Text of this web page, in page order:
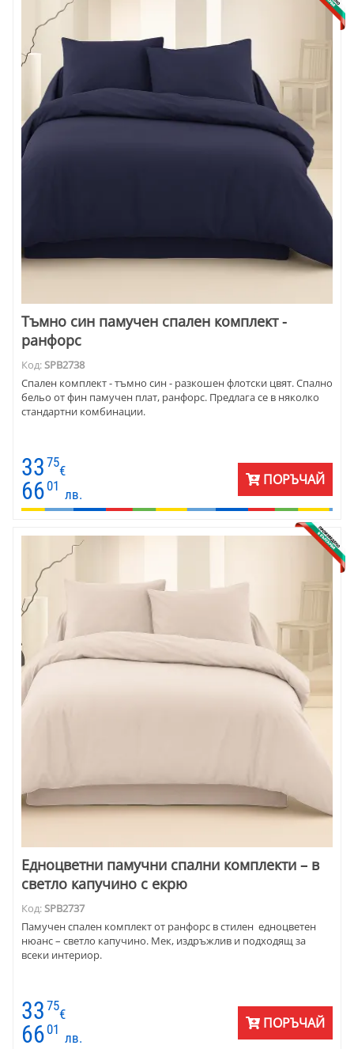
Тъмно син памучен спален комплект -
ранфорс
Код:SPB2738
Спален комплект - тъмно син - разкошен флотски цвят. Спално
бельо от фин памучен плат, ранфорс. Предлага се в няколко
стандартни комбинации.
33 75
€
66 01
лв.
ПОРЪЧАЙ
Едноцветни памучни спални комплекти – в
светло капучино с екрю
Код:SPB2737
Памучен спален комплект от ранфорс в стилен едноцветен
нюанс – светло капучино. Мек, издръжлив и подходящ за
всеки интериор.
33 75
€
66 01
лв.
ПОРЪЧАЙ